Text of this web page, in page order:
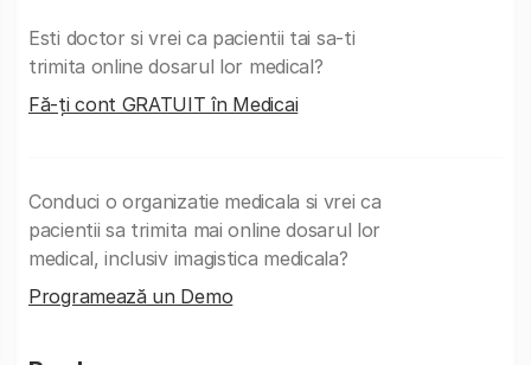
Esti doctor si vrei ca pacientii tai sa-ti
trimita online dosarul lor medical?
Fă-ți cont GRATUIT în Medicai
Conduci o organizatie medicala si vrei ca
pacientii sa trimita mai online dosarul lor
medical, inclusiv imagistica medicala?
Programează un Demo